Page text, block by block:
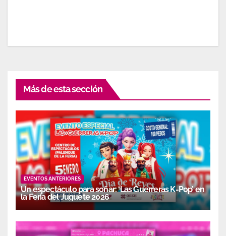
Más de esta sección
EVENTOS ANTERIORES
Un espectáculo para soñar: ‘Las Guerreras K-Pop’ en
la Feria del Juguete 2026